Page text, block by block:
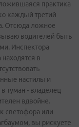
практика
каждый третий
Отсюда ложное
водителей быть
Инспектора
в
настилы и
туман - владелец
вдвойне.
светофора или
вы рискуете